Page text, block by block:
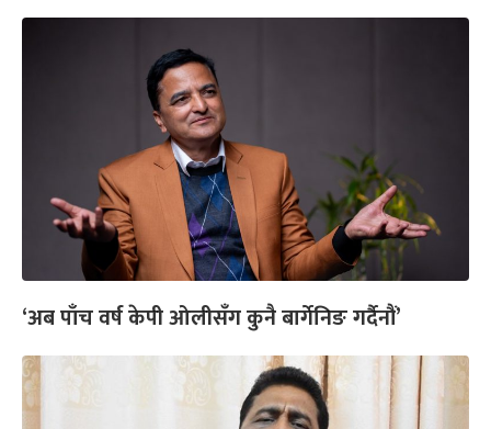
‘अब पाँच वर्ष केपी ओलीसँग कुनै बार्गेनिङ गर्दैनौं’